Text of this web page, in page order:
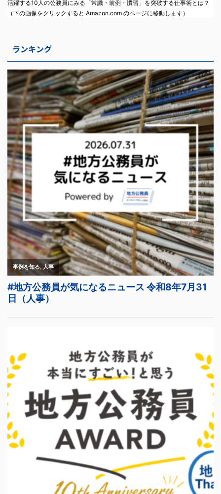
活躍する10人の公務員にみる「常識・前例・慣習」を突破する仕事術とは？
（下の画像をクリックすると Amazon.com のページに移動します）
ランキング